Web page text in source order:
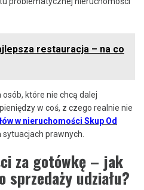
restauracja – na co
które nie chcą dalej
w coś, z czego realnie nie
w nieruchomości Skup Od
prawnych.
za gotówkę – jak
udziału?